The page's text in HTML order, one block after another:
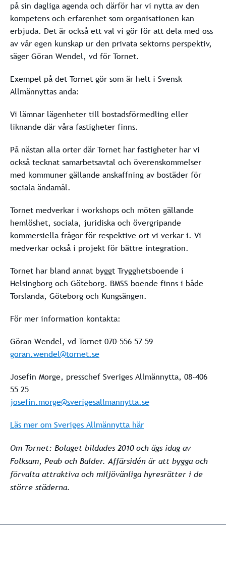
på sin dagliga agenda och därför har vi nytta av den
kompetens och erfarenhet som organisationen kan
erbjuda. Det är också ett val vi gör för att dela med oss
av vår egen kunskap ur den privata sektorns perspektiv,
säger Göran Wendel, vd för Tornet.
Exempel på det Tornet gör som är helt i Svensk
Allmännyttas anda:
Vi lämnar lägenheter till bostadsförmedling eller
liknande där våra fastigheter finns.
På nästan alla orter där Tornet har fastigheter har vi
också tecknat samarbetsavtal och överenskommelser
med kommuner gällande anskaffning av bostäder för
sociala ändamål.
Tornet medverkar i workshops och möten gällande
hemlöshet, sociala, juridiska och övergripande
kommersiella frågor för respektive ort vi verkar i. Vi
medverkar också i projekt för bättre integration.
Tornet har bland annat byggt Trygghetsboende i
Helsingborg och Göteborg. BMSS boende finns i både
Torslanda, Göteborg och Kungsängen.
För mer information kontakta:
Göran Wendel, vd Tornet 070-556 57 59
goran.wendel@tornet.se
Josefin Morge, presschef Sveriges Allmännytta, 08-406
55 25
josefin.morge@sverigesallmannytta.se
Läs mer om Sveriges Allmännytta här
Om Tornet: Bolaget bildades 2010 och ägs idag av
Folksam, Peab och Balder. Affärsidén är att bygga och
förvalta attraktiva och miljövänliga hyresrätter i de
större städerna.